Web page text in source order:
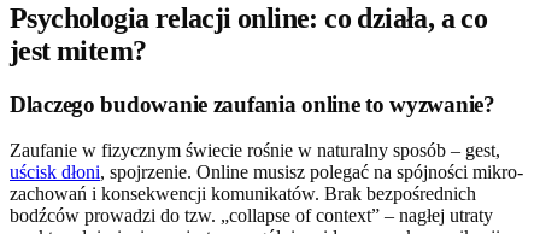
Psychologia relacji online: co działa, a co
jest mitem?
Dlaczego budowanie zaufania online to wyzwanie?
Zaufanie w fizycznym świecie rośnie w naturalny sposób – gest,
uścisk dłoni, spojrzenie. Online musisz polegać na spójności mikro-
zachowań i konsekwencji komunikatów. Brak bezpośrednich
bodźców prowadzi do tzw. „collapse of context” – nagłej utraty